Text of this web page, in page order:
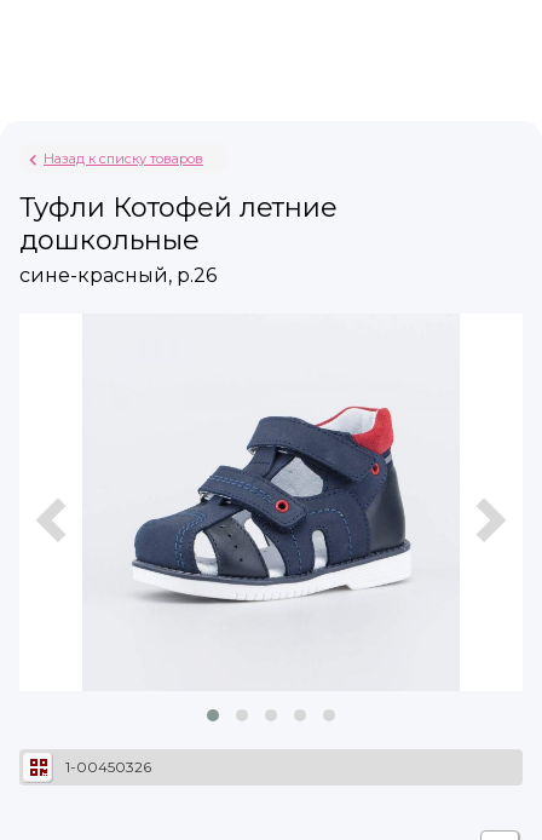
Назад к списку товаров
Туфли Котофей летние
дошкольные
сине-красный, р.26
1-00450326